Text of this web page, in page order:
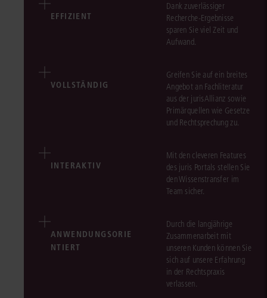
EFFIZIENT
Dank zuverlässiger
Recherche-Ergebnisse
sparen Sie viel Zeit und
Aufwand.
VOLLSTÄNDIG
Greifen Sie auf ein breites
Angebot an Fachliteratur
aus der jurisAllianz sowie
Primärquellen wie Gesetze
und Rechtsprechung zu.
INTERAKTIV
Mit den cleveren Features
des juris Portals stellen Sie
den Wissenstransfer im
Team sicher.
ANWENDUNGSORIE
NTIERT
Durch die langjährige
Zusammenarbeit mit
unseren Kunden können Sie
sich auf unsere Erfahrung
in der Rechtspraxis
verlassen.